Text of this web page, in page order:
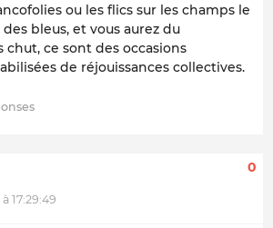
ou les flics sur les champs le
bleus, et vous aurez du
chut, ce sont des occasions
de réjouissances collectives.
17:29:49
0